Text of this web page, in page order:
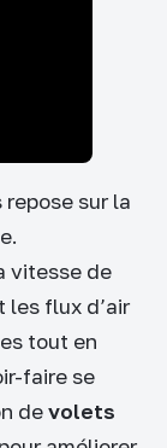
sur la
vitesse de
les flux d’air
tout en
faire se
devolets